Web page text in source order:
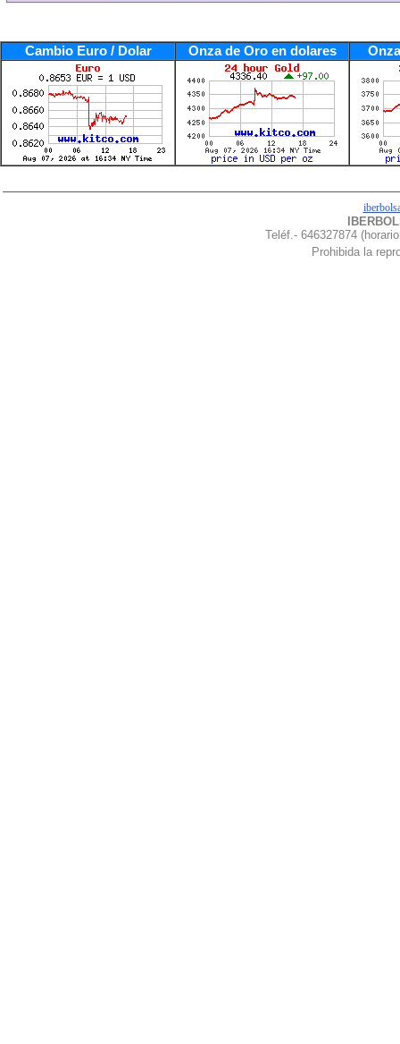
Cambio Euro / Dolar Onza de Oro en dolares
Teléf.- 646327874
Prohibida la